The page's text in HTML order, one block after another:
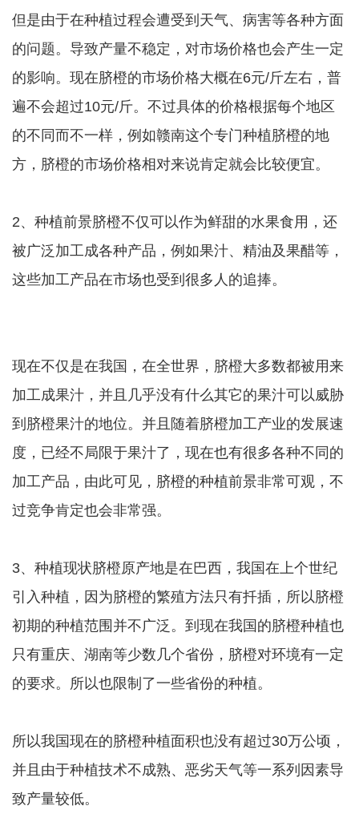
但是由于在种植过程会遭受到天气、病害等各种方面
的问题。导致产量不稳定，对市场价格也会产生一定
的影响。现在脐橙的市场价格大概在6元/斤左右，普
遍不会超过10元/斤。不过具体的价格根据每个地区
的不同而不一样，例如赣南这个专门种植脐橙的地
方，脐橙的市场价格相对来说肯定就会比较便宜。
2、种植前景脐橙不仅可以作为鲜甜的水果食用，还
被广泛加工成各种产品，例如果汁、精油及果醋等，
这些加工产品在市场也受到很多人的追捧。
现在不仅是在我国，在全世界，脐橙大多数都被用来
加工成果汁，并且几乎没有什么其它的果汁可以威胁
到脐橙果汁的地位。并且随着脐橙加工产业的发展速
度，已经不局限于果汁了，现在也有很多各种不同的
加工产品，由此可见，脐橙的种植前景非常可观，不
过竞争肯定也会非常强。
3、种植现状脐橙原产地是在巴西，我国在上个世纪
引入种植，因为脐橙的繁殖方法只有扦插，所以脐橙
初期的种植范围并不广泛。到现在我国的脐橙种植也
只有重庆、湖南等少数几个省份，脐橙对环境有一定
的要求。所以也限制了一些省份的种植。
所以我国现在的脐橙种植面积也没有超过30万公顷，
并且由于种植技术不成熟、恶劣天气等一系列因素导
致产量较低。